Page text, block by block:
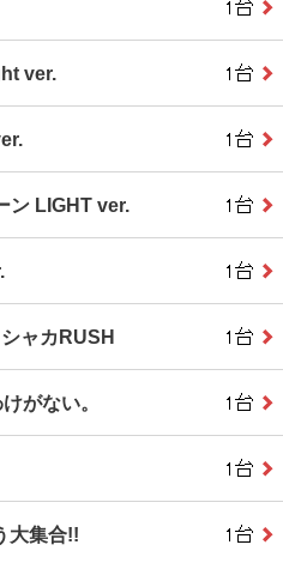
ver.
ン LIGHT ver.
ャカRUSH
がない。
大集合!!